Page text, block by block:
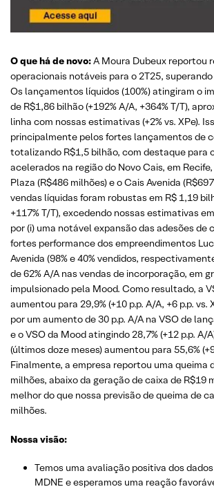
O que há de novo:A Moura Dubeux reportou
operacionais notáveis para o 2T25,
Os lançamentos líquidos (100%) atingiram o
de R$1,86 bilhão (+192% A/A, +364% T/T),
linha com nossas estimativas (+2% vs. XPe).
principalmente pelos fortes lançamentos de
totalizando R$1,5 bilhão, com destaque para
acelerados na região do Novo Cais, em
Plaza (R$486 milhões) e o Cais Avenida
vendas líquidas foram robustas em R$ 1,19
+117% T/T), excedendo nossas estimativas
por (i) uma notável expansão das adesões de
fortes performance dos empreendimentos
Avenida (98% e 40% vendidos,
de 62% A/A nas vendas de incorporação, em
impulsionado pela Mood. Como resultado, a
aumentou para 29,9% (+10 p.p. A/A, +6 p.p. vs.
por um aumento de 30 p.p. A/A na VSO de
e o VSO da Mood atingindo 28,7% (+12 p.p. A/
(últimos doze meses) aumentou para 55,6%
Finalmente, a empresa reportou uma queima
milhões, abaixo da geração de caixa de R$19
melhor do que nossa previsão de queima de
milhões.
Nossa visão:
Temos uma avaliação positiva dos
MDNE e esperamos uma reação